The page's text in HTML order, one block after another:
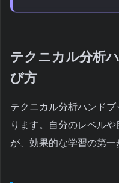
テクニカル分析
び方
テクニカル分析ハンド
ります。自分のレベル
が、効果的な学習の第一